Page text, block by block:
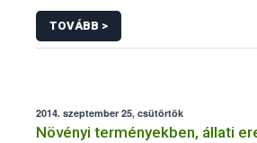
NÉBIH
TOVÁBB >
2014. szeptember 25, csütörtök
Növényi terményekben, állati